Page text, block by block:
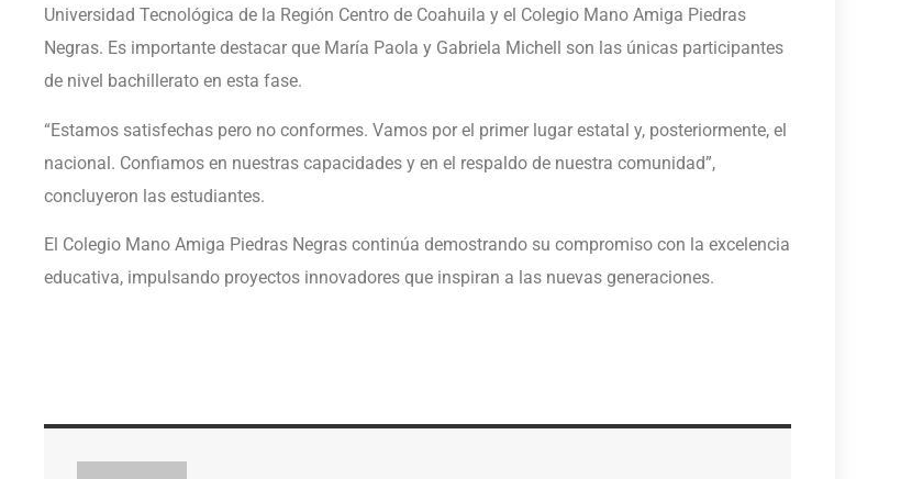
Universidad Tecnológica de la Región Centro de Coahuila y el Colegio Mano Amiga Piedras
Negras. Es importante destacar que María Paola y Gabriela Michell son las únicas participantes
de nivel bachillerato en esta fase.
“Estamos satisfechas pero no conformes. Vamos por el primer lugar estatal y, posteriormente, el
nacional. Confiamos en nuestras capacidades y en el respaldo de nuestra comunidad”,
concluyeron las estudiantes.
El Colegio Mano Amiga Piedras Negras continúa demostrando su compromiso con la excelencia
educativa, impulsando proyectos innovadores que inspiran a las nuevas generaciones.